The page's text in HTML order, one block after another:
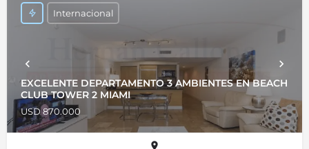
EXCELENTE DEPARTAMENTO 3 AMBIENTES EN BEACH
CLUB TOWER 2 MIAMI
USD 870.000
Internacional